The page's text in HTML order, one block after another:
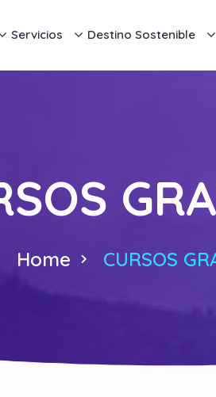
Servicios Destino Sostenible
Home CURSOS